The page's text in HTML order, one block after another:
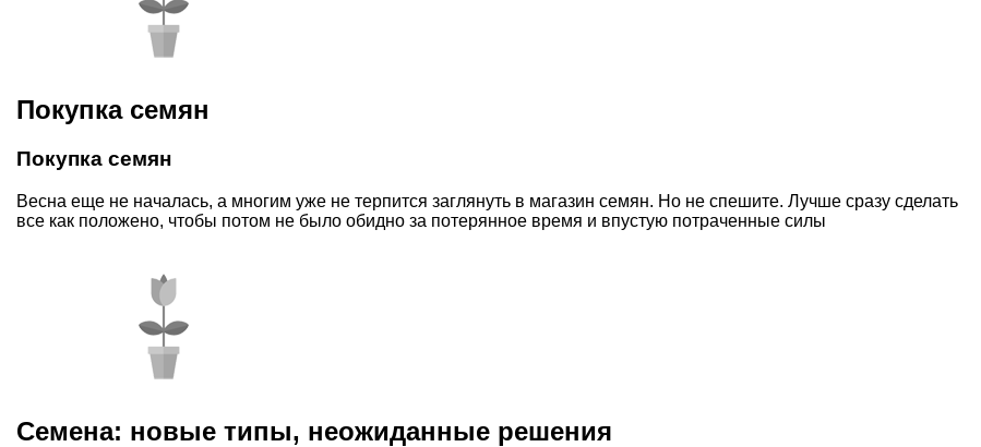
Покупка семян
Покупка семян
Весна еще не началась, а многим уже не терпится заглянуть в магазин семян. Но не спешите. Лучше сразу сделать
все как положено, чтобы потом не было обидно за потерянное время и впустую потраченные силы
Семена: новые типы, неожиданные решения